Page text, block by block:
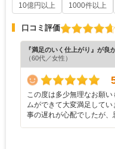
10億円以上
1000件以上
口コミ評価
『満足のいく仕上がり』が良
（60代／女性）
この度は多少無理なお願
ムができて大変満足して
事の遅れが心配でしたが、